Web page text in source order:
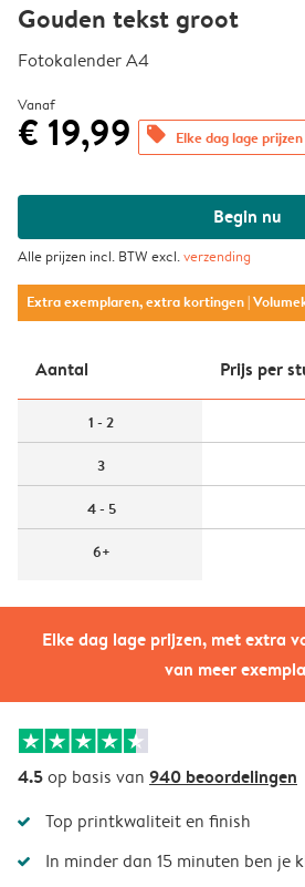
Elke dag lage prijzen, met extra
van meer
Gouden tekst groot
Fotokalender A4
Vanaf
€ 19,99 offers Elke dag lage prijzen
Begin nu
Alle prijzen incl. BTW excl.verzending
Extra exemplaren, extra kortingen|
Aantal Prijs per
1 - 2
3
4 - 5
6+
4.5op basis van 940 beoordelingen
Top printkwaliteit en finish
In minder dan 15 minuten ben je